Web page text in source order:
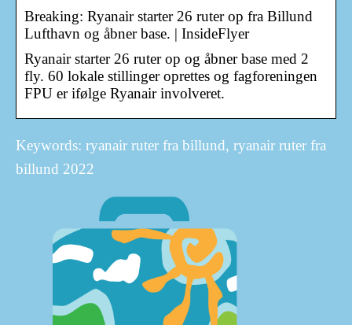
Breaking: Ryanair starter 26 ruter op fra Billund
Lufthavn og åbner base. | InsideFlyer
Ryanair starter 26 ruter op og åbner base med 2
fly. 60 lokale stillinger oprettes og fagforeningen
FPU er ifølge Ryanair involveret.
Keywords: ryanair ruter fra billund, ryanair ruter fra
billund 2022